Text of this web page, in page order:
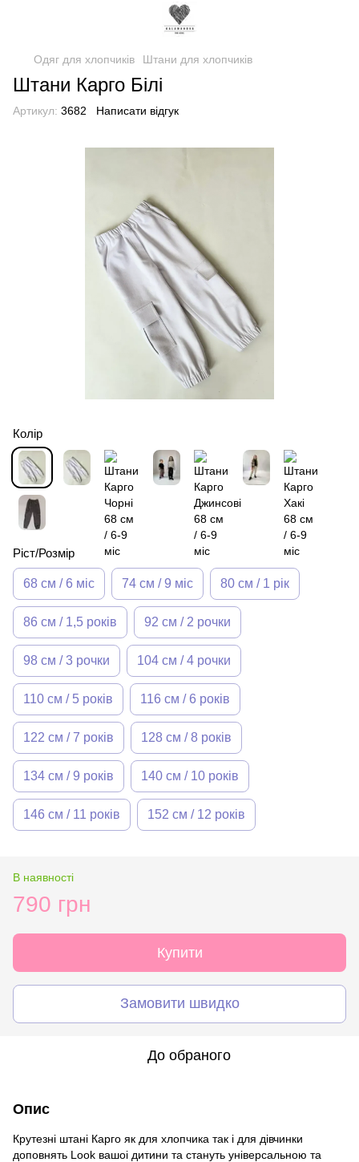
Одяг для хлопчиків Штани для хлопчиків
Штани Карго Білі
Артикул: 3682 Написати відгук
Колір
Ріст/Розмір
68 см / 6 міс 74 см / 9 міс 80 см / 1 рік
86 см / 1,5 років 92 см / 2 рочки
98 см / 3 рочки 104 см / 4 рочки
110 см / 5 років 116 см / 6 років
122 см / 7 років 128 см / 8 років
134 см / 9 років 140 см / 10 років
146 см / 11 років 152 см / 12 років
В наявності
790 грн
Купити
Замовити швидко
До обраного
Опис
Крутезні штані Карго як для хлопчика так і для дівчинки
доповнять Look вашоі дитини та стануть універсальною та